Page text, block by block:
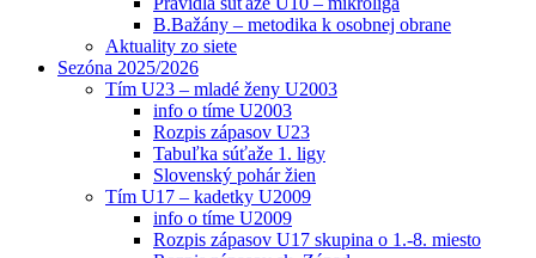
B.Bažány – metodika k osobnej obrane
Aktuality zo siete
Sezóna 2025/2026
Tím U23 – mladé ženy U2003
info o tíme U2003
Rozpis zápasov U23
Tabuľka súťaže 1. ligy
Slovenský pohár žien
Tím U17 – kadetky U2009
info o tíme U2009
Rozpis zápasov U17 skupina o 1.-8. miesto